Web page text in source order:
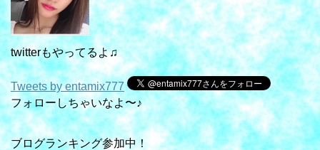
twitterもやってるよ♫
Tweets by entamix777
フォローしちゃいなよ〜♪
ブログランキング参加中！